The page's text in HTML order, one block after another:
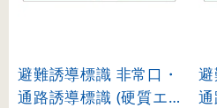
避難誘導標識 非常口・
通路誘導標識 (硬質エ